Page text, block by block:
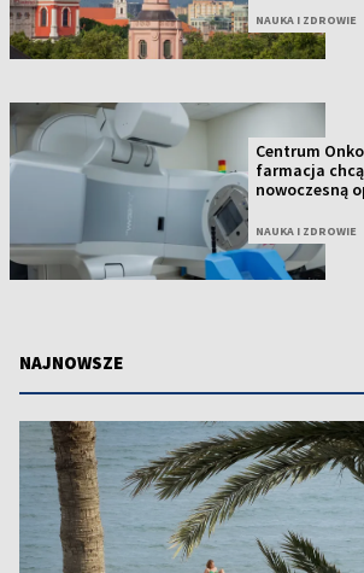
NAUKA I ZDROWIE
Centrum
farmacja
nowoczesną
NAUKA I ZDROWIE
NAJNOWSZE